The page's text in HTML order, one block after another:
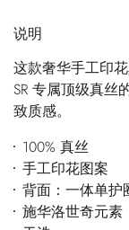
说明
这款奢华手工印
SR 专属顶级真丝
致质感。
100% 真丝
手工印花图案
背面：一体单护
施华洛世奇元素